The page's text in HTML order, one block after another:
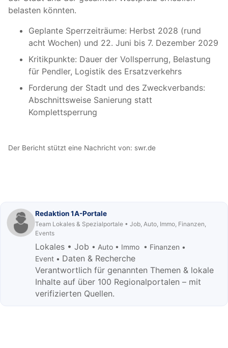
belasten könnten.
Geplante Sperrzeiträume: Herbst 2028 (rund
acht Wochen) und 22. Juni bis 7. Dezember 2029
Kritikpunkte: Dauer der Vollsperrung, Belastung
für Pendler, Logistik des Ersatzverkehrs
Forderung der Stadt und des Zweckverbands:
Abschnittsweise Sanierung statt
Komplettsperrung
Der Bericht stützt eine Nachricht von: swr.de
Redaktion 1A-Portale
Team Lokales & Spezialportale • Job, Auto, Immo, Finanzen,
Events
Lokales • Job • Auto • Immo • Finanzen •
Event • Daten & Recherche
Verantwortlich für genannten Themen & lokale
Inhalte auf über 100 Regionalportalen – mit
verifizierten Quellen.